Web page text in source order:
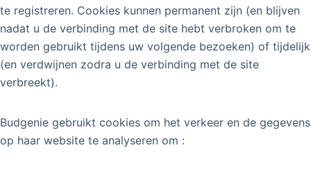
te registreren. Cookies kunnen permanent zijn (en blijven
nadat u de verbinding met de site hebt verbroken om te
worden gebruikt tijdens uw volgende bezoeken) of tijdelijk
(en verdwijnen zodra u de verbinding met de site
verbreekt).
Budgenie gebruikt cookies om het verkeer en de gegevens
op haar website te analyseren om :